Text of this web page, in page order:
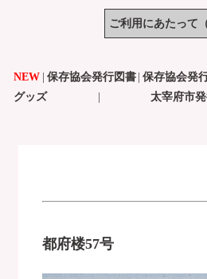
ご利用にあたって
NEW 保存協会発行図書 保存協会発
グッズ
太宰府市
都府楼57号